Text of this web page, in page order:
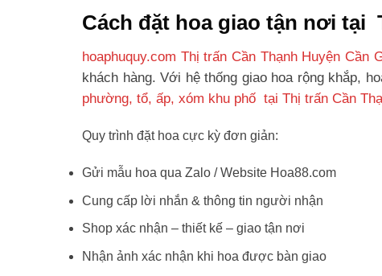
Cách đặt hoa giao tận nơi tại
hoaphuquy.com Thị trấn Cần Thạnh Huyện Cần
khách hàng. Với hệ thống giao hoa rộng khắp,
phường, tổ, ấp, xóm khu phố tại Thị trấn Cần
Quy trình đặt hoa cực kỳ đơn giản:
Gửi mẫu hoa qua Zalo / Website Hoa88.com
Cung cấp lời nhắn & thông tin người nhận
Shop xác nhận – thiết kế – giao tận nơi
Nhận ảnh xác nhận khi hoa được bàn giao